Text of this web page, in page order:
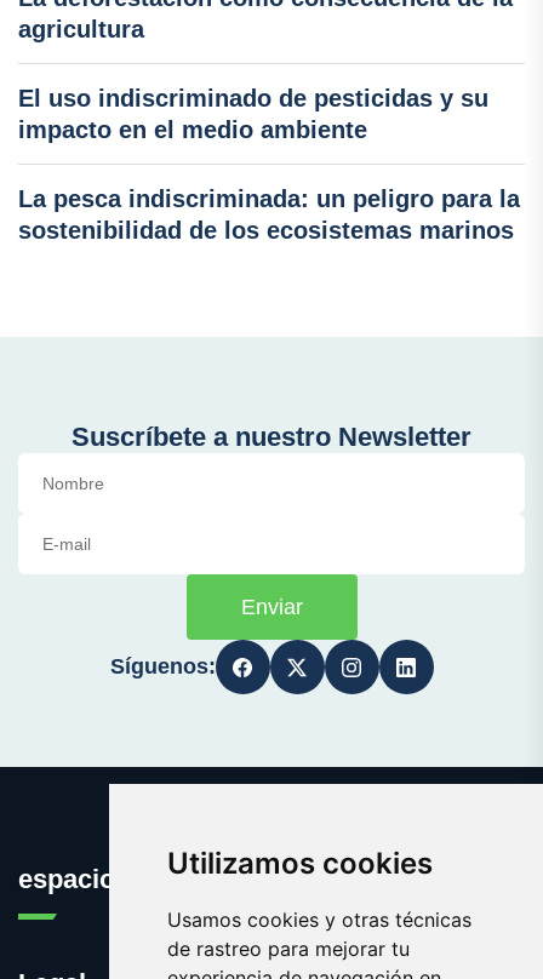
Utilizamos cookies
Usamos cookies y otras técnicas
de rastreo para mejorar tu
agricultura
El uso indiscriminado de pesticidas y su
impacto en el medio ambiente
La pesca indiscriminada: un peligro para la
sostenibilidad de los ecosistemas marinos
Suscríbete a nuestro Newsletter
Enviar
Síguenos:
espaciosnaturales.es